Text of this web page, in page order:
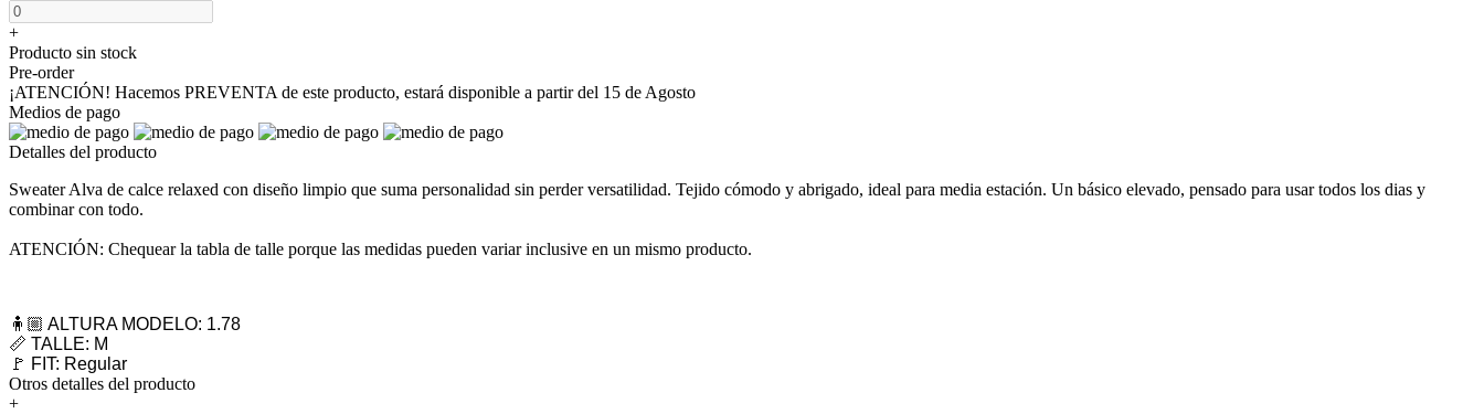
+
Producto sin stock
Pre-order
¡ATENCIÓN! Hacemos PREVENTA de este producto, estará disponible a partir del 15 de Agosto
Medios de pago
Detalles del producto
Sweater Alva de calce relaxed con diseño limpio que suma personalidad sin perder versatilidad. Tejido cómodo y abrigado, ideal para media estación. Un básico elevado, pensado para usar todos los dias y
combinar con todo.
ATENCIÓN: Chequear la tabla de talle porque las medidas pueden variar inclusive en un mismo producto.
🧍🏼 ALTURA MODELO: 1.78
📏 TALLE: M
🚩 FIT: Regular
Otros detalles del producto
+